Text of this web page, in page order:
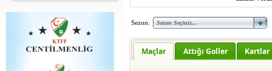
Sezon:
Maçlar Attığı Goller Kartlar